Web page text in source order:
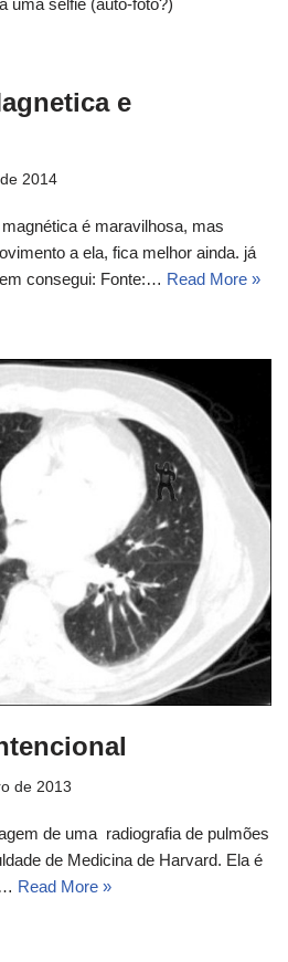
uma selfie (auto-foto?)
e
2014
é maravilhosa, mas
a ela, fica melhor ainda. já
consegui: Fonte:… Read More »
de 2013
de uma radiografia de pulmões
de Medicina de Harvard. Ela é
Read More »